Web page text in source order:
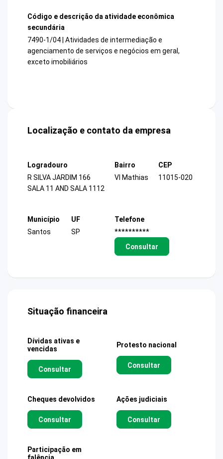
Código e descrição da atividade econômica
secundária
7490-1/04 | Atividades de intermediação e
agenciamento de serviços e negócios em geral,
exceto imobiliários
Localização e contato da empresa
Logradouro
R SILVA JARDIM 166
SALA 11 AND SALA 1112
Bairro
Vl Mathias
CEP
11015-020
Município
Santos
UF
SP
Telefone
**********
Consultar
Situação financeira
Dívidas ativas e
vencidas
Consultar
Protesto nacional
Consultar
Cheques devolvidos
Consultar
Ações judiciais
Consultar
Participação em